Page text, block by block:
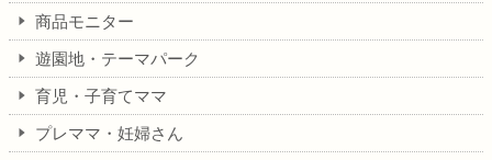
商品モニター
遊園地・テーマパーク
育児・子育てママ
プレママ・妊婦さん